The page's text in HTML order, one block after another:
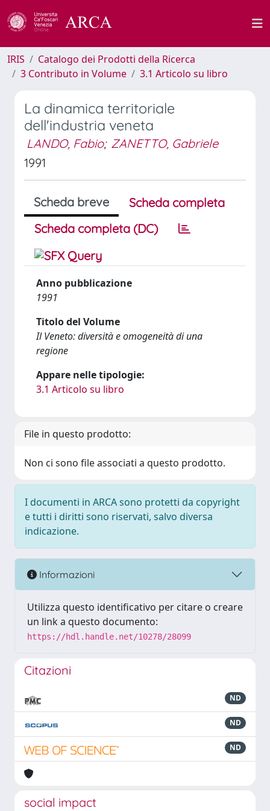
IRIS
Catalogo dei Prodotti della Ricerca
3 Contributo in Volume
3.1 Articolo su libro
La dinamica territoriale
dell'industria veneta
LANDO, Fabio; ZANETTO, Gabriele
1991
Scheda breve
Scheda completa
Scheda completa (DC)
Anno pubblicazione
1991
Titolo del Volume
Il Veneto: diversità e omogeneità di una
regione
Appare nelle tipologie:
3.1 Articolo su libro
File in questo prodotto:
Non ci sono file associati a questo prodotto.
I documenti in ARCA sono protetti da copyright
e tutti i diritti sono riservati, salvo diversa
indicazione.
Informazioni
Utilizza questo identificativo per citare o creare
un link a questo documento:
https://hdl.handle.net/10278/28099
Citazioni
ND
ND
ND
social impact